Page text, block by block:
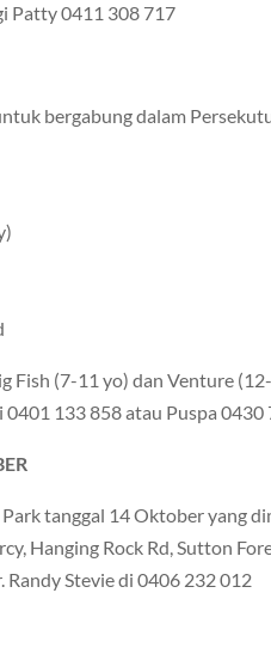
Patty 0411 308 717
bergabung dalam
Fish (7-11 yo) dan Venture
133 858 atau Puspa 0430
tanggal 14 Oktober yang
Hanging Rock Rd, Sutton
Stevie di 0406 232 012